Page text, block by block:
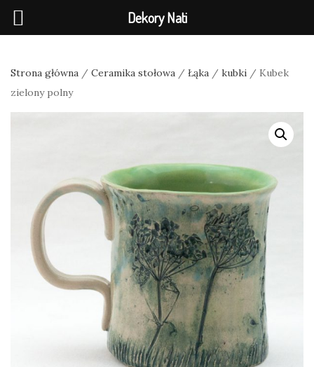
Strona główna / Ceramika stołowa / Łąka / kubki / Kubek
zielony polny
Dekory Nati